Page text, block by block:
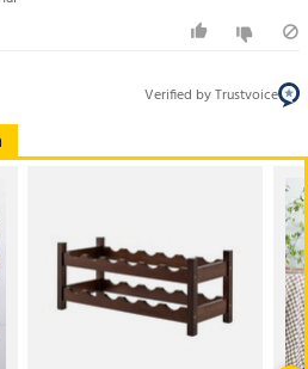
Verified by Trustvoice